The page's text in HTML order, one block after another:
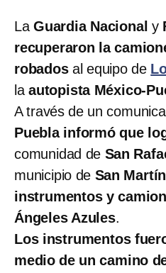
La Guardia Nacional y
recuperaron la
robadosal equipo de
la autopista México-
A través de un
Puebla informó que
comunidad de San
municipio de San
instrumentos y
Ángeles Azules.
Los instrumentos
medio de un camino